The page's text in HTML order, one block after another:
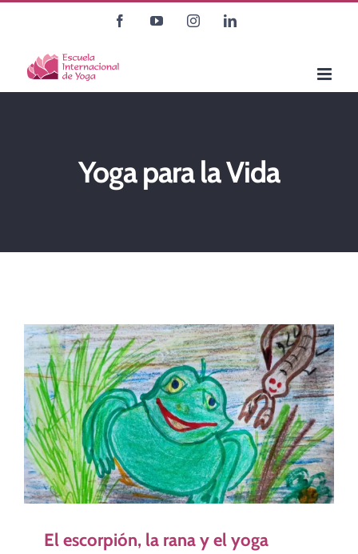
contenido
FacebookYouTubeInstagramLinkedIn
Yoga para la Vida
El escorpión, la rana y el yoga